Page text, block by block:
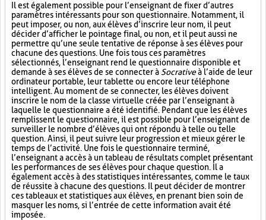
Il est également possible pour l’enseignant de fixer d’autres
paramètres intéressants pour son questionnaire. Notamment, il
peut imposer, ou non, aux élèves d’inscrire leur nom, il peut
décider d’afficher le pointage final, ou non, et il peut aussi ne
permettre qu’une seule tentative de réponse à ses élèves pour
chacune des questions. Une fois tous ces paramètres
sélectionnés, l’enseignant rend le questionnaire disponible et
demande à ses élèves de se connecter à Socrativeà l’aide de leur
ordinateur portable, leur tablette ou encore leur téléphone
intelligent. Au moment de se connecter, les élèves doivent
inscrire le nom de la classe virtuelle créée par l’enseignant à
laquelle le questionnaire a été identifié. Pendant que les élèves
remplissent le questionnaire, il est possible pour l’enseignant de
surveiller le nombre d’élèves qui ont répondu à telle ou telle
question. Ainsi, il peut suivre leur progression et mieux gérer le
temps de l’activité. Une fois le questionnaire terminé,
l’enseignant a accès à un tableau de résultats complet présentant
les performances de ses élèves pour chaque question. Il a
également accès à des statistiques intéressantes, comme le taux
de réussite à chacune des questions. Il peut décider de montrer
ces tableaux et statistiques aux élèves, en prenant bien soin de
masquer les noms, si l’entrée de cette information avait été
imposée.